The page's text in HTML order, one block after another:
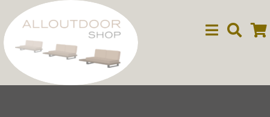
naar
inhoud